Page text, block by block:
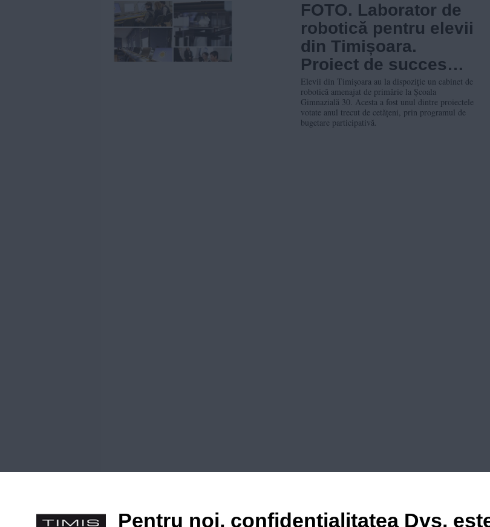
FOTO. Laborator de
robotică pentru elevii
din Timișoara.
Proiect de succes
realizat prin
bugetarea
participativă
Elevii din Timișoara au la dispoziție un cabinet de
robotică amenajat de primărie la Școala
Gimnazială 30. Acesta a fost unul dintre proiectele
votate anul trecut de cetățeni, prin programul de
bugetare participativă.
Pentru noi, confidențialitatea Dvs.